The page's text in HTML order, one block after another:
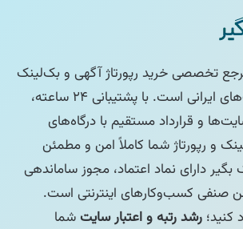
تخصصی خرید رپورتاژ آگهی و بک‌لینک
از معتبرترین سایت‌های ایرانی است. با پشتیبانی ۲۴ ساعته،
و قرارداد مستقیم با درگاه‌های
و رپورتاژ شما کاملاً امن و مطمئن
دارای نماد اعتماد، مجوز ساماندهی
صنفی کسب‌وکارهای اینترنتی است.
کنید؛ رشد رتبه و اعتبار سایتشما